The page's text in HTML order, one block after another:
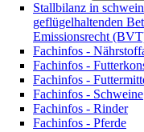
Stallbilanz in
geflügelhaltenden
Emissionsrecht
Fachinfos -
Fachinfos -
Fachinfos -
Fachinfos - Schweine
Fachinfos - Rinder
Fachinfos - Pferde